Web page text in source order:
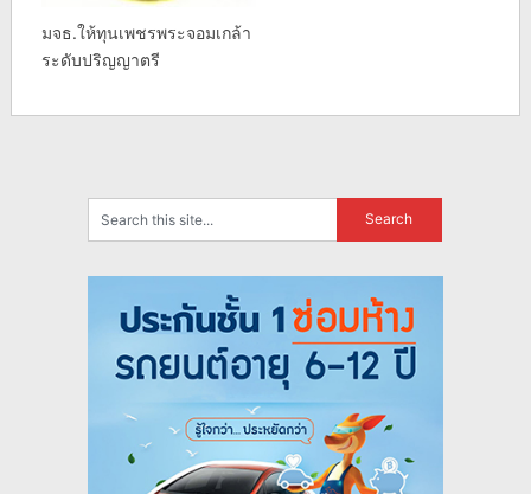
มจธ.ให้ทุนเพชรพระจอมเกล้า
ระดับปริญญาตรี